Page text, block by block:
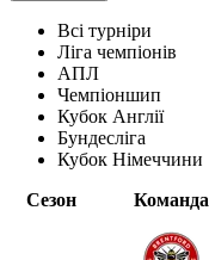
Всі турніри
Ліга чемпіонів
АПЛ
Чемпіоншип
Кубок Англії
Бундесліга
Кубок Німеччини
Сезон
Команда